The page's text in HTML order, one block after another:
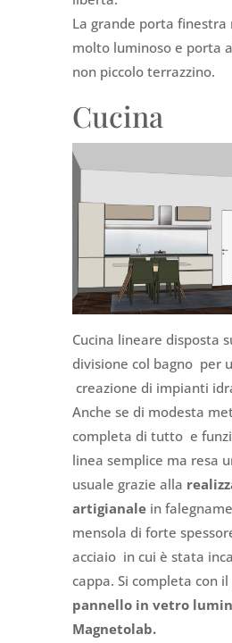
La grande porta finestra
molto luminoso e porta
non piccolo terrazzino.
Cucina
Cucina lineare disposta
divisione col bagno per
creazione di impianti
Anche se di modesta
completa di tutto e
linea semplice ma resa
usuale grazie alla
artigianalein
mensola di forte
acciaio in cui è stata
cappa. Si completa con il
pannello in vetro
Magnetolab.